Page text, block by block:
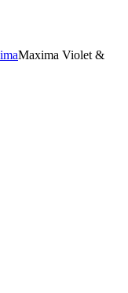
Maxima Violet &